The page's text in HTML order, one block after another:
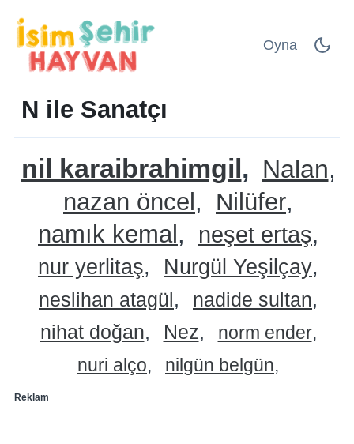
Oyna
N ile Sanatçı
nil karaibrahimgil Nalan
nazan öncel
Nilüfer
namık kemal
neşet ertaş
nur yerlitaş Nurgül Yeşilçay
neslihan atagül
nadide sultan
nihat doğan
Nez
norm ender
nuri alço
nilgün belgün
Reklam